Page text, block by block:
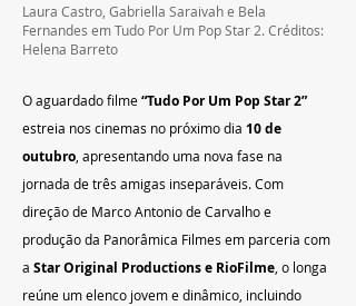
Laura Castro, Gabriella Saraivah e Bela
Fernandes em Tudo Por Um Pop Star 2. Créditos:
Helena Barreto
O aguardado filme “Tudo Por Um Pop Star 2”
estreia nos cinemas no próximo dia 10 de
outubro , apresentando uma nova fase na
jornada de três amigas inseparáveis. Com
direção de Marco Antonio de Carvalho e
produção da Panorâmica Filmes em parceria com
a Star Original Productions e RioFilme , o longa
reúne um elenco jovem e dinâmico, incluindo